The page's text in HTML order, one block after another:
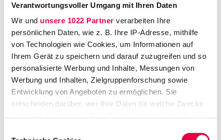
Verantwortungsvoller Umgang mit Ihren Daten
Wir und unsere 1022 Partner verarbeiten Ihre
persönlichen Daten, wie z. B. Ihre IP-Adresse, mithilfe
von Technologien wie Cookies, um Informationen auf
Ihrem Gerät zu speichern und darauf zuzugreifen und so
personalisierte Werbung und Inhalte, Messungen von
Werbung und Inhalten, Zielgruppenforschung sowie
Entwicklung von Angeboten zu ermöglichen. Sie
entscheiden darüber, wer Ihre Daten für welche Zwecke
Christian Frick…
… ist Beamter bei derBundeswehr
… arbeitet derzeit in Straßburg
… war in den Semesterferien auf Truppenübungsplätzen
… war aufEinsätzenim Kosovo, in Afghanistan und Mali
…promoviertzu Inlandseinsätzen der Bundeswehr in
Deutschland und Frankreich